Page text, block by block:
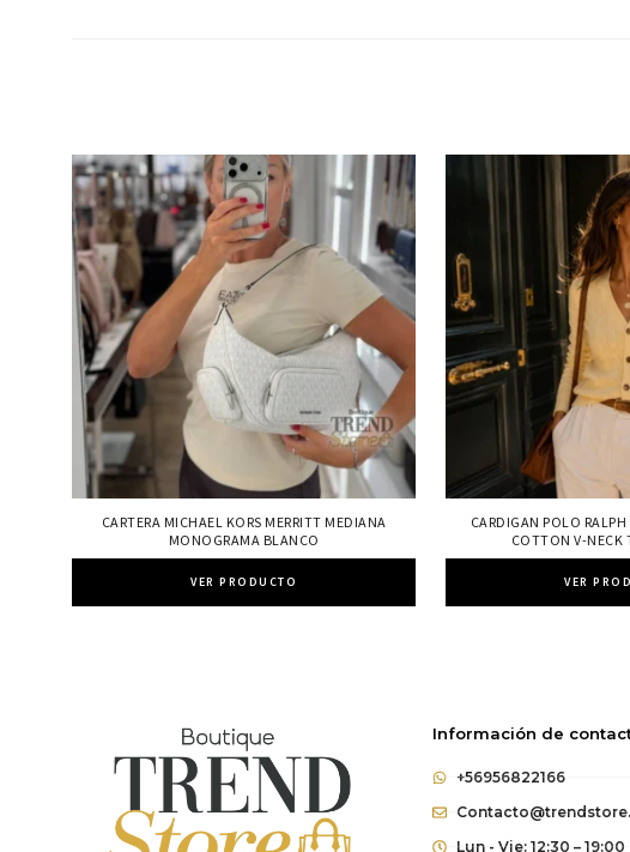
CARTERA MICHAEL KORS MERRITT MEDIANA
MONOGRAMA BLANCO
VER PRODUCTO
CARDIGAN POLO
COTTON V-NECK
VER
Información de
+56956822166
Lun - Vie: 12:30 –